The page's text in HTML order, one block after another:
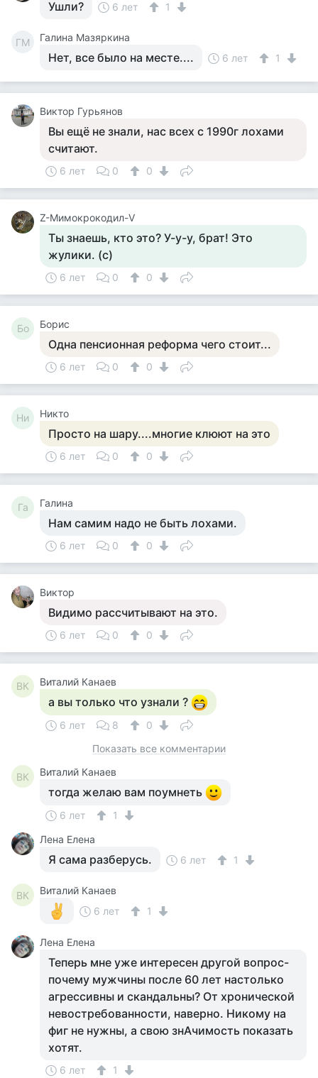
Ушли? 6 лет 1
ГМ Галина Мазяркина
Нет, все было на месте.... 6 лет 1
Виктор Гурьянов
Вы ещё не знали, нас всех с 1990г лохами
считают.
6 лет 0 0
Z-Мимокрокодил-V
Ты знаешь, кто это? У-у-у, брат! Это
жулики. (с)
6 лет 0 0
Бо Борис
Одна пенсионная реформа чего стоит...
6 лет 0 0
Ни Никто
Просто на шару....многие клюют на это
6 лет 0 0
Га Галина
Нам самим надо не быть лохами.
6 лет 0 0
Виктор
Видимо рассчитывают на это.
6 лет 0 0
ВК Виталий Канаев
а вы только что узнали ?
6 лет 8
0
Показать все комментарии
ВК Виталий Канаев
тогда желаю вам поумнеть
6 лет
1
Лена Елена
Я сама разберусь. 6 лет 1
ВК
Виталий Канаев
6 лет
1
Лена Елена
Теперь мне уже интересен другой вопрос-
почему мужчины после 60 лет настолько
агрессивны и скандальны? От хронической
невостребованности, наверно. Никому на
фиг не нужны, а свою знАчимость показать
хотят.
6 лет 1